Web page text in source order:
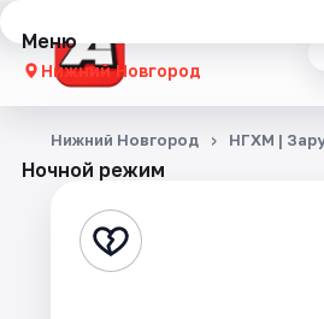
Меню
Нижний Новгород
Концерты
Стендап
Ночной режим
Нижний Новгород НГХМ |